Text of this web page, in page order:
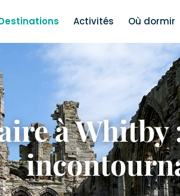
Activités Où dormir
à Whitby